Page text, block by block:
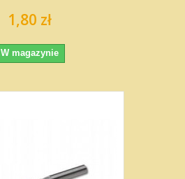
1,80 zł
W magazynie